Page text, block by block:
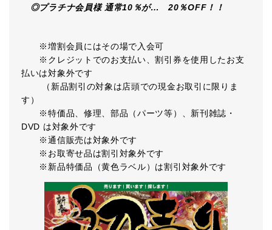
◎プラチナ会員様 通常10％が… 20％OFF！！
※増割会員にはその場で入会可
※クレジットでのお支払い、割引券を使用したお支
払いは対象外です
（新品割引の対象は店頭での現金お取引に限りま
す）
※特価品、修理、部品（パーツ等）、新刊雑誌・
DVD は対象外です
※通信販売は対象外です
※お取寄せ品は割引対象外です
※新品特価品（黄色ラベル）は割引対象外です